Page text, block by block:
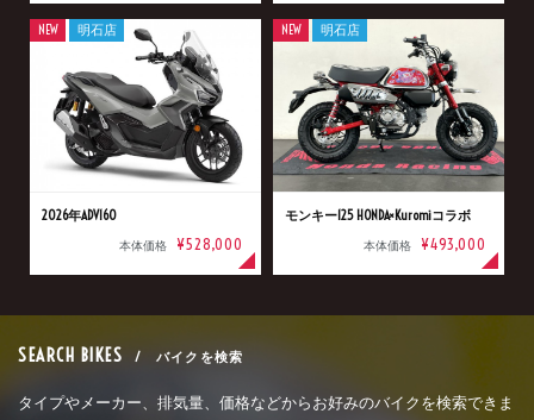
2026年ADV160
本体価格 ¥528,000
NEW 明石店
モンキー125 HONDA×Kuromiコラボ
本体価格 ¥493,000
NEW 明石店
SEARCH BIKES / バイクを検索
タイプやメーカー、排気量、価格などからお好みのバイクを検索できま